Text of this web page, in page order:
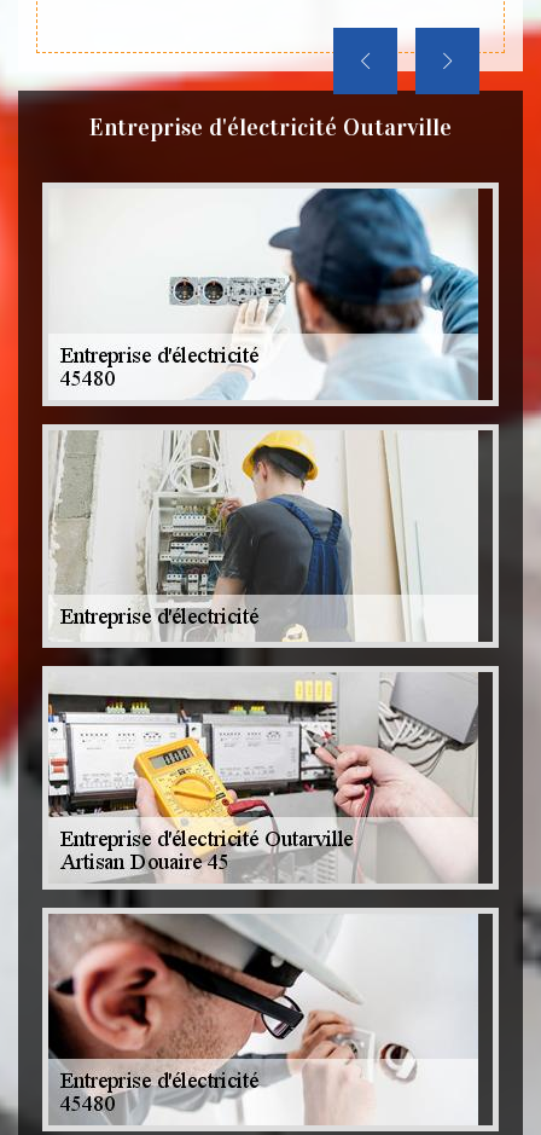
Entreprise d'électricité Outarville